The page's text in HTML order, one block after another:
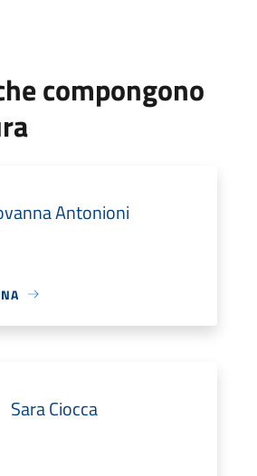
compongono
Antonioni
Sara Ciocca